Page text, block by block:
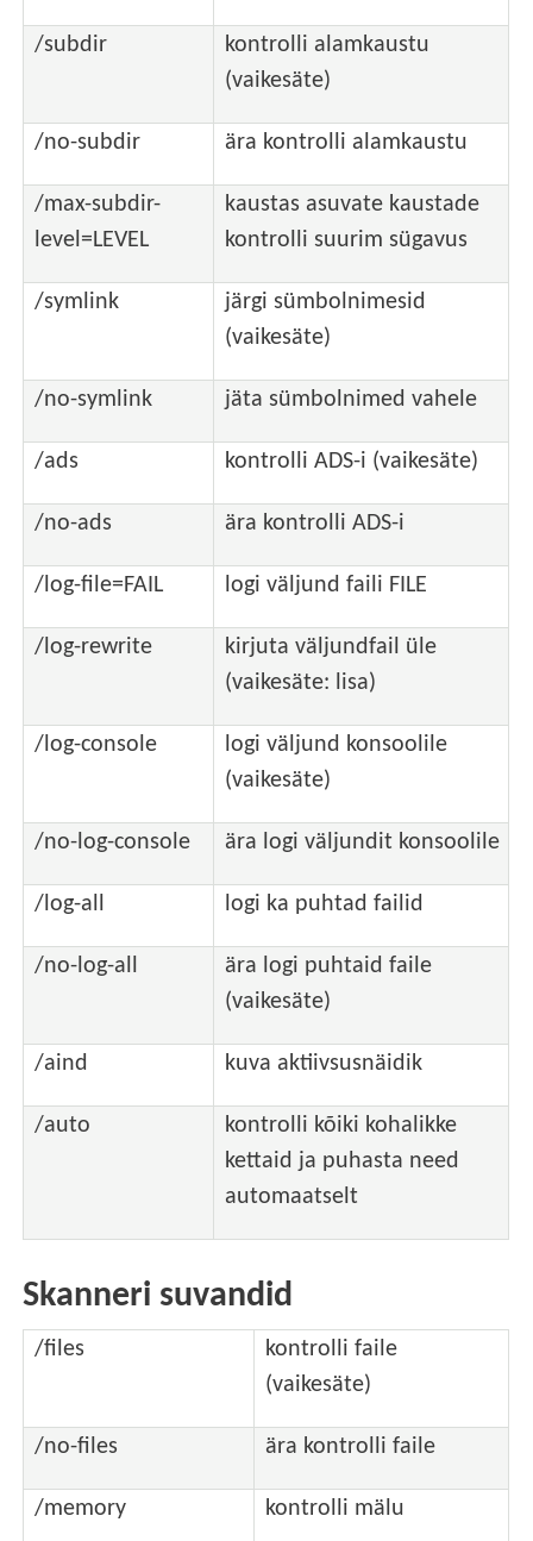
/subdir
kontrolli alamkaustu
(vaikesäte)
/no-subdir ära kontrolli alamkaustu
/max-subdir-
level=LEVEL
kaustas asuvate kaustade
kontrolli suurim sügavus
/symlink
järgi sümbolnimesid
(vaikesäte)
/no-symlink jäta sümbolnimed vahele
/ads kontrolli ADS-i (vaikesäte)
/no-ads ära kontrolli ADS-i
/log-file=FAIL logi väljund faili FILE
/log-rewrite
kirjuta väljundfail üle
(vaikesäte: lisa)
/log-console
logi väljund konsoolile
(vaikesäte)
/no-log-console ära logi väljundit konsoolile
/log-all logi ka puhtad failid
/no-log-all
ära logi puhtaid faile
(vaikesäte)
/aind kuva aktiivsusnäidik
/auto
kontrolli kõiki kohalikke
kettaid ja puhasta need
automaatselt
Skanneri suvandid
/files
kontrolli faile
(vaikesäte)
/no-files ära kontrolli faile
/memory kontrolli mälu